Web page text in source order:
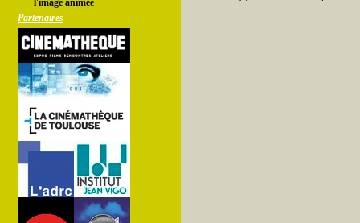
l'image animée
Partenaires